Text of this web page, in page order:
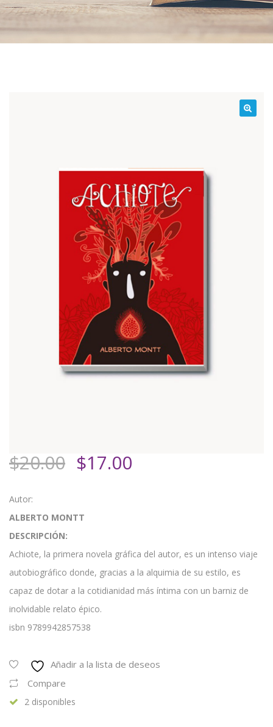
¡Oferta!
$20.00 El
era:
$17.00
Autor:
ALBERTO MONTT
DESCRIPCIÓN:
Achiote, la primera novela gráfica del autor, es un intenso viaje
autobiográfico donde, gracias a la alquimia de su estilo, es
capaz de dotar a la cotidianidad más íntima con un barniz de
inolvidable relato épico.
isbn 9789942857538
Añadir a la lista de deseos
Compare
2 disponibles